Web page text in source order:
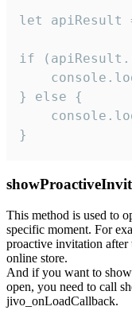
let apiResult
if
} else {
}
This method is used to
specific moment. For
proactive invitation after
online store.
And if you want to
open, you need to call
jivo_onLoadCallback.